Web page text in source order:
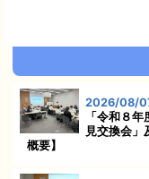
2026/08/
「令和８
見交換会」
概要】